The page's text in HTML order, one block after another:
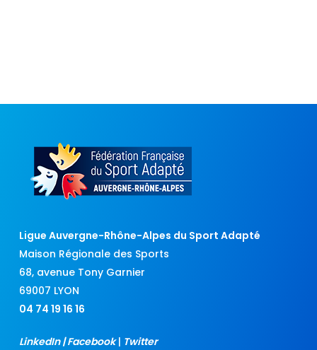
Ligue Auvergne-Rhône-Alpes du Sport Adapté
Maison Régionale des Sports
68, avenue Tony Garnier
69007 LYON
04 74 19 16 16
LinkedIn|Facebook| Twitter